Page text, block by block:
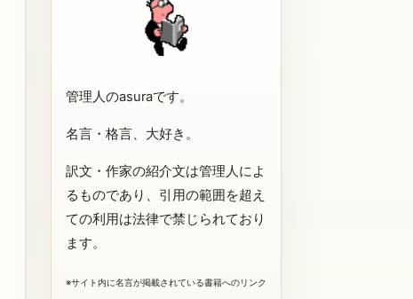
管理人のasuraです。
名言・格言、大好き。
訳文・作家の紹介文は管理人によ
るものであり、引用の範囲を超え
ての利用は法律で禁じられており
ます。
※サイト内に名言が掲載されている書籍へのリンク